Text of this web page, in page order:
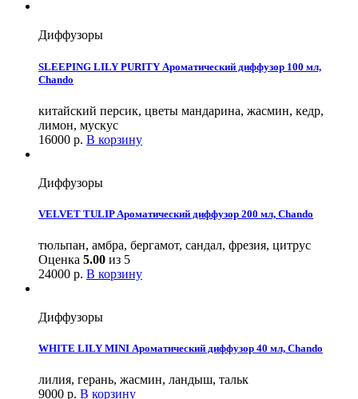
Диффузоры
SLEEPING LILY PURITY Ароматический диффузор 100 мл,
Chando
китайский персик, цветы мандарина, жасмин, кедр,
лимон, мускус
16000 р. В корзину
Диффузоры
VELVET TULIP Ароматический диффузор 200 мл, Chando
тюльпан, амбра, бергамот, сандал, фрезия, цитрус
Оценка 5.00 из 5
24000 р. В корзину
Диффузоры
WHITE LILY MINI Ароматический диффузор 40 мл, Chando
лилия, герань, жасмин, ландыш, тальк
9000 р. В корзину